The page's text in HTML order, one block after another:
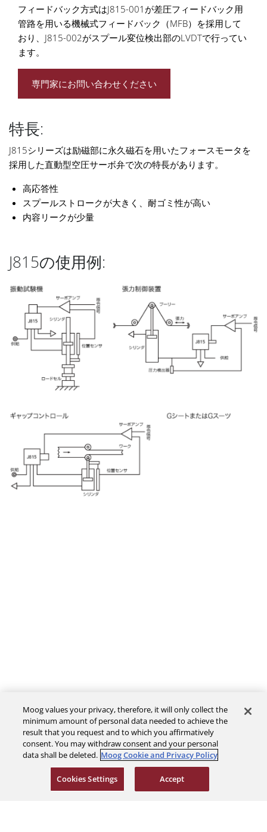
フィードバック方式はJ815-001が差圧フィードバック用
管路を用いる機械式フィードバック（MFB）を採用して
おり、J815-002がスプール変位検出部のLVDTで行ってい
ます。
専門家にお問い合わせください
特長:
J815シリーズは励磁部に永久磁石を用いたフォースモータを
採用した直動型空圧サーボ弁で次の特長があります。
高応答性
スプールストロークが大きく、耐ゴミ性が高い
内容リークが少量
J815の使用例:
The Company
Investors
Careers
Moog values your privacy, therefore, it will only collect the
minimum amount of personal data needed to achieve the
result that you request and to which you affirmatively
consent. You may withdraw consent and your personal
data shall be deleted. Moog Cookie and Privacy Policy
Cookies Settings Accept